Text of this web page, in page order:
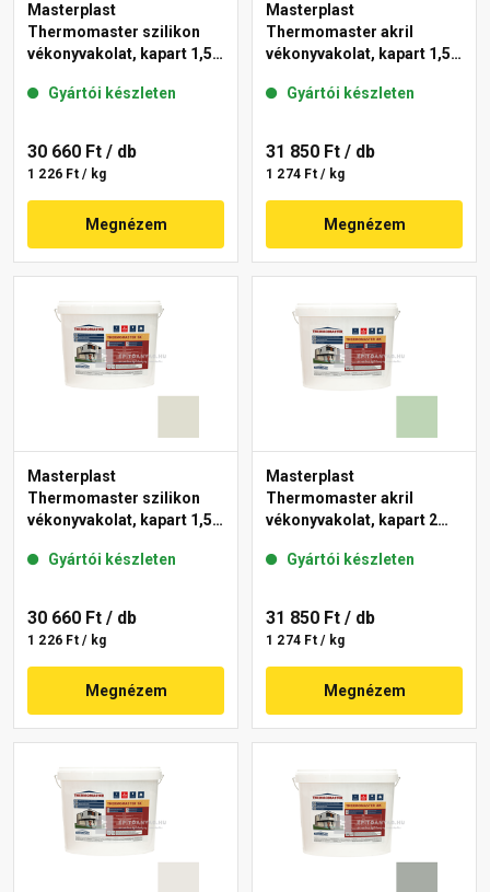
Masterplast
Thermomaster szilikon
vékonyvakolat, kapart 1,5
Gyártói készleten
30 660 Ft / db
1 226 Ft / kg
Megnézem
Masterplast
Thermomaster akril
vékonyvakolat, kapart 1,5
Gyártói készleten
31 850 Ft / db
1 274 Ft / kg
Megnézem
Masterplast
Thermomaster szilikon
vékonyvakolat, kapart 1,5
Gyártói készleten
30 660 Ft / db
1 226 Ft / kg
Megnézem
Masterplast
Thermomaster akril
vékonyvakolat, kapart 2
Gyártói készleten
31 850 Ft / db
1 274 Ft / kg
Megnézem